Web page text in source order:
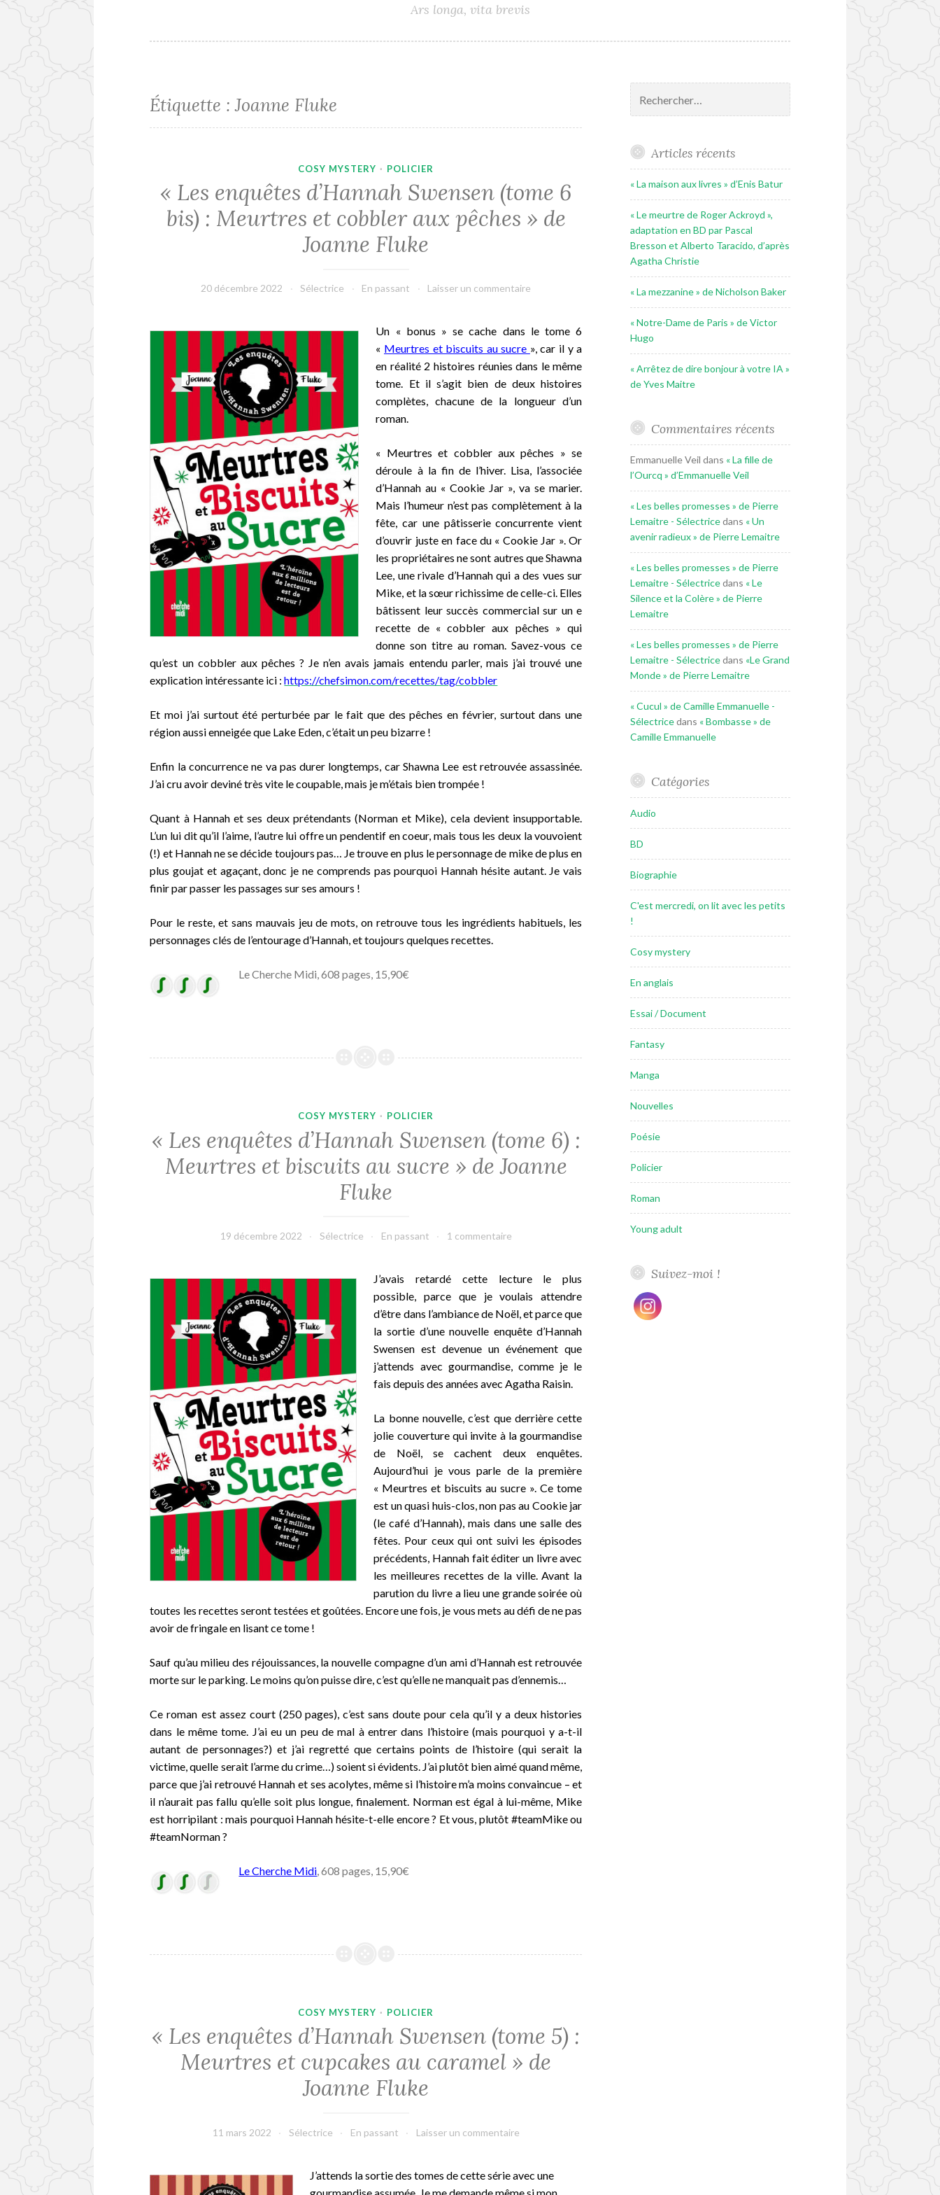
Ars longa, vita brevis
Étiquette :Joanne Fluke
COSY MYSTERY · POLICIER
« Les enquêtes d’Hannah Swensen (tome 6
bis) : Meurtres et cobbler aux pêches » de
Joanne Fluke
20 décembre 2022 Sélectrice En passant Laisser un commentaire
Un « bonus » se cache dans le tome 6
« Meurtres et biscuits au sucre », car il y a
en réalité 2 histoires réunies dans le même
tome. Et il s’agit bien de deux histoires
complètes, chacune de la longueur d’un
roman.
« Meurtres et cobbler aux pêches » se
déroule à la fin de l’hiver. Lisa, l’associée
d’Hannah au « Cookie Jar », va se marier.
Mais l’humeur n’est pas complètement à la
fête, car une pâtisserie concurrente vient
d’ouvrir juste en face du « Cookie Jar ». Or
les propriétaires ne sont autres que Shawna
Lee, une rivale d’Hannah qui a des vues sur
Mike, et la sœur richissime de celle-ci. Elles
bâtissent leur succès commercial sur un e
recette de « cobbler aux pêches » qui
donne son titre au roman. Savez-vous ce
qu’est un cobbler aux pêches ? Je n’en avais jamais entendu parler, mais j’ai trouvé une
explication intéressante ici :https://chefsimon.com/recettes/tag/cobbler
Et moi j’ai surtout été perturbée par le fait que des pêches en février, surtout dans une
région aussi enneigée que Lake Eden, c’était un peu bizarre !
Enfin la concurrence ne va pas durer longtemps, car Shawna Lee est retrouvée assassinée.
J’ai cru avoir deviné très vite le coupable, mais je m’étais bien trompée !
Quant à Hannah et ses deux prétendants (Norman et Mike), cela devient insupportable.
L’un lui dit qu’il l’aime, l’autre lui offre un pendentif en coeur, mais tous les deux la vouvoient
(!) et Hannah ne se décide toujours pas… Je trouve en plus le personnage de mike de plus en
plus goujat et agaçant, donc je ne comprends pas pourquoi Hannah hésite autant. Je vais
finir par passer les passages sur ses amours !
Pour le reste, et sans mauvais jeu de mots, on retrouve tous les ingrédients habituels, les
personnages clés de l’entourage d’Hannah, et toujours quelques recettes.
Le Cherche Midi, 608 pages, 15,90€
COSY MYSTERY · POLICIER
« Les enquêtes d’Hannah Swensen (tome 6) :
Meurtres et biscuits au sucre » de Joanne
Fluke
19 décembre 2022 Sélectrice En passant 1 commentaire
J’avais retardé cette lecture le plus
possible, parce que je voulais attendre
d’être dans l’ambiance de Noël, et parce que
la sortie d’une nouvelle enquête d’Hannah
Swensen est devenue un événement que
j’attends avec gourmandise, comme je le
fais depuis des années avec Agatha Raisin.
La bonne nouvelle, c’est que derrière cette
jolie couverture qui invite à la gourmandise
de Noël, se cachent deux enquêtes.
Aujourd’hui je vous parle de la première
« Meurtres et biscuits au sucre ». Ce tome
est un quasi huis-clos, non pas au Cookie jar
(le café d’Hannah), mais dans une salle des
fêtes. Pour ceux qui ont suivi les épisodes
précédents, Hannah fait éditer un livre avec
les meilleures recettes de la ville. Avant la
parution du livre a lieu une grande soirée où
toutes les recettes seront testées et goûtées. Encore une fois, je vous mets au défi de ne pas
avoir de fringale en lisant ce tome !
Sauf qu’au milieu des réjouissances, la nouvelle compagne d’un ami d’Hannah est retrouvée
morte sur le parking. Le moins qu’on puisse dire, c’est qu’elle ne manquait pas d’ennemis…
Ce roman est assez court (250 pages), c’est sans doute pour cela qu’il y a deux histories
dans le mêmetome. J’ai eu un peu de mal à entrer dans l’histoire (mais pourquoi y a-t-il
autant de personnages?) et j’ai regretté que certains points de l’histoire (qui serait la
victime, quelle serait l’arme du crime…) soient si évidents. J’ai plutôt bien aimé quand même,
parce que j’ai retrouvé Hannah et ses acolytes, même si l’histoire m’a moins convaincue – et
il n’aurait pas fallu qu’elle soit plus longue, finalement. Norman est égal à lui-même, Mike
est horripilant : mais pourquoi Hannah hésite-t-elle encore ? Et vous, plutôt #teamMike ou
#teamNorman ?
Le Cherche Midi , 608 pages, 15,90€
COSY MYSTERY · POLICIER
« Les enquêtes d’Hannah Swensen (tome 5) :
Meurtres et cupcakes au caramel » de
Joanne Fluke
11 mars 2022 Sélectrice En passant Laisser un commentaire
J’attends la sortie des tomes de cette série avec une
gourmandise assumée. Je me demande même si mon
Articles récents
« La maison aux livres » d’Enis Batur
« Le meurtre de Roger Ackroyd »,
adaptation en BD par Pascal
Bresson et Alberto Taracido, d’après
Agatha Christie
« La mezzanine » de Nicholson Baker
« Notre-Dame de Paris » de Victor
Hugo
« Arrêtez de dire bonjour à votre IA »
de Yves Maitre
Commentaires récents
Emmanuelle Veil dans « La fille de
l’Ourcq » d’Emmanuelle Veil
« Les belles promesses » de Pierre
Lemaitre - Sélectricedans « Un
avenir radieux » de Pierre Lemaitre
« Les belles promesses » de Pierre
Lemaitre - Sélectricedans « Le
Silence et la Colère » de Pierre
Lemaitre
« Les belles promesses » de Pierre
Lemaitre - Sélectricedans «Le Grand
Monde » de Pierre Lemaitre
« Cucul » de Camille Emmanuelle -
Sélectricedans « Bombasse » de
Camille Emmanuelle
Catégories
Audio
BD
Biographie
C'est mercredi, on lit avec les petits
!
Cosy mystery
En anglais
Essai / Document
Fantasy
Manga
Nouvelles
Poésie
Policier
Roman
Young adult
Suivez-moi !